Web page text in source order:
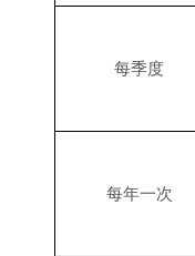
每季度
每年一次